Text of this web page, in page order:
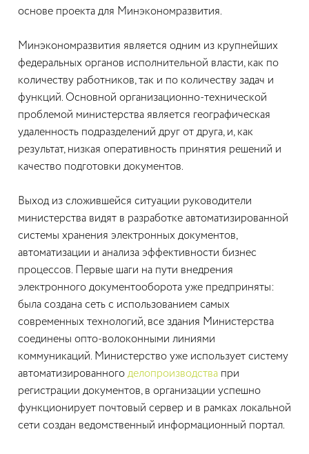
основе проекта для Минэкономразвития.
Минэкономразвития является одним из крупнейших
федеральных органов исполнительной власти, как по
количеству работников, так и по количеству задач и
функций. Основной организационно-технической
проблемой министерства является географическая
удаленность подразделений друг от друга, и, как
результат, низкая оперативность принятия решений и
качество подготовки документов.
Выход из сложившейся ситуации руководители
министерства видят в разработке автоматизированной
системы хранения электронных документов,
автоматизации и анализа эффективности бизнес
процессов. Первые шаги на пути внедрения
электронного документооборота уже предприняты:
была создана сеть с использованием самых
современных технологий, все здания Министерства
соединены опто-волоконными линиями
коммуникаций. Министерство уже использует систему
автоматизированного делопроизводства при
регистрации документов, в организации успешно
функционирует почтовый сервер и в рамках локальной
сети создан ведомственный информационный портал.